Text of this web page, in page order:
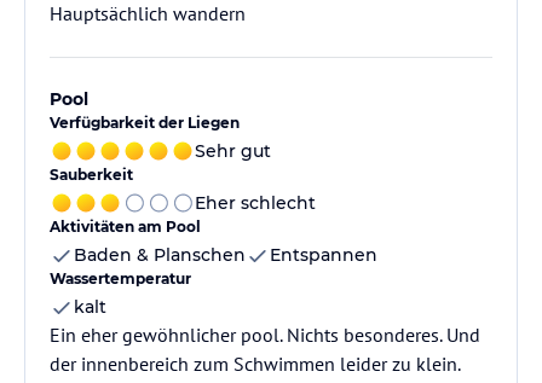
Hauptsächlich wandern
Pool
Verfügbarkeit der Liegen
Sehr gut
Sauberkeit
Eher schlecht
Aktivitäten am Pool
Baden & Planschen Entspannen
Wassertemperatur
kalt
Ein eher gewöhnlicher pool. Nichts besonderes. Und
der innenbereich zum Schwimmen leider zu klein.